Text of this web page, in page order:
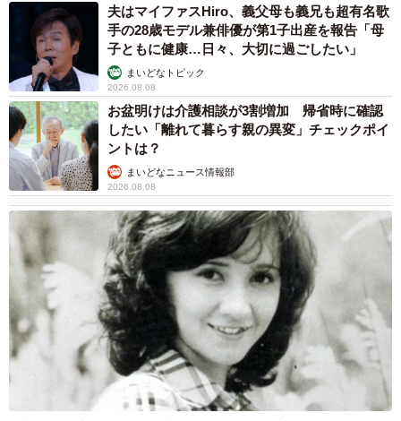
夫はマイファスHiro、義父母も義兄も超有名歌
手の28歳モデル兼俳優が第1子出産を報告「母
子ともに健康…日々、大切に過ごしたい」
まいどなトピック
2026.08.08
お盆明けは介護相談が3割増加 帰省時に確認
したい「離れて暮らす親の異変」チェックポイ
ントは？
まいどなニュース情報部
2026.08.08